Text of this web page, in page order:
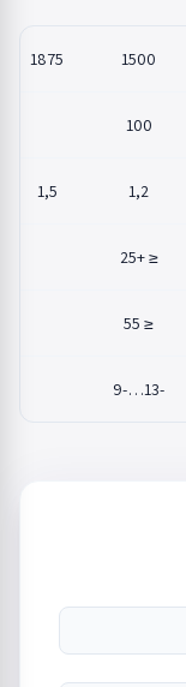
1500
1875
100
1,2
1,5
≤ +25
≤ 55
-13…-9